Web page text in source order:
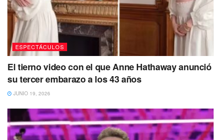
ESPECTÁCULOS
El tierno video con el que Anne Hathaway anunció
su tercer embarazo a los 43 años
JUNIO 19, 2026